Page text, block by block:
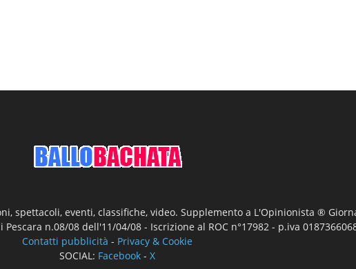
spettacoli, eventi, classifiche, video. Supplemento a L'Opinionista ®
n.08/08 dell'11/04/08 - Iscrizione al ROC n°17982 - p.iva
Contatti pubblicità - Privacy & Cookie
SOCIAL: Facebook -X